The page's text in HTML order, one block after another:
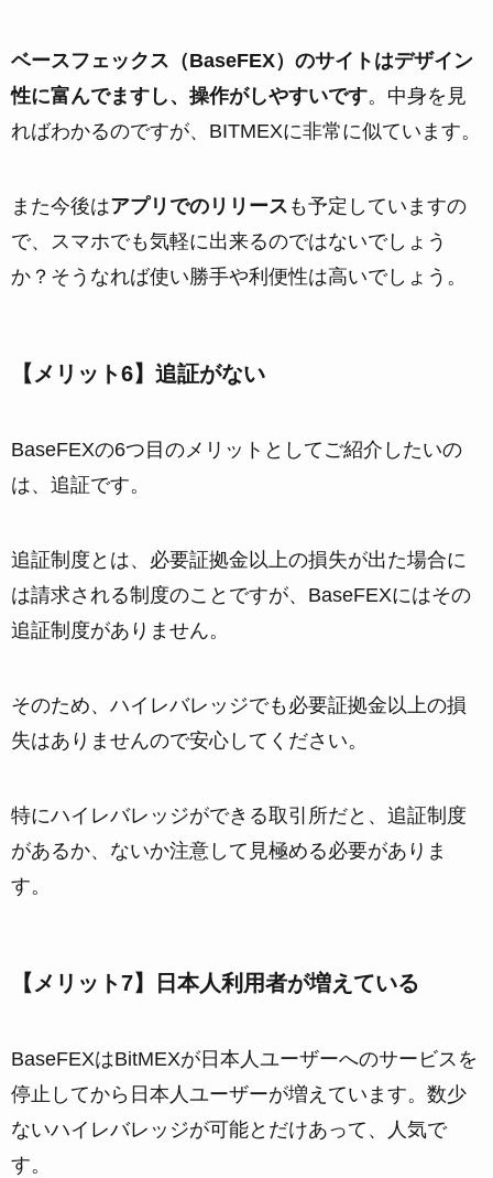
ベースフェックス（BaseFEX）のサイトはデザイン
性に富んでますし、操作がしやすいです。中身を見
ればわかるのですが、BITMEXに非常に似ています。
また今後はアプリでのリリース も予定していますの
で、スマホでも気軽に出来るのではないでしょう
か？そうなれば使い勝手や利便性は高いでしょう。
【メリット6】追証がない
BaseFEXの6つ目のメリットとしてご紹介したいの
は、追証です。
追証制度とは、必要証拠金以上の損失が出た場合に
は請求される制度のことですが、BaseFEXにはその
追証制度がありません。
そのため、ハイレバレッジでも必要証拠金以上の損
失はありませんので安心してください。
特にハイレバレッジができる取引所だと、追証制度
があるか、ないか注意して見極める必要がありま
す。
【メリット7】日本人利用者が増えている
BaseFEXはBitMEXが日本人ユーザーへのサービスを
停止してから日本人ユーザーが増えています。数少
ないハイレバレッジが可能とだけあって、人気で
す。